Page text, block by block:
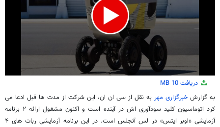
0
of
49
seconds
دریافت 10 MB
به گزارش خبرگزاری مهر به نقل از سی ان ان، این شرکت از مدت ها قبل ادعا می
کرد اتوماسیون کلید سودآوری اش در آینده است و اکنون مشغول ارائه ۲ برنامه
آزمایشی «اوبر ایتس» در لس آنجلس است. در این برنامه آزمایشی ربات های ۴